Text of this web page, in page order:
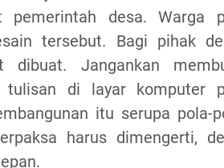
pemerintah desa. Warga
tersebut. Bagi pihak
Jangankan
tulisan di layar komputer
itu serupa pola-
harus dimengerti,